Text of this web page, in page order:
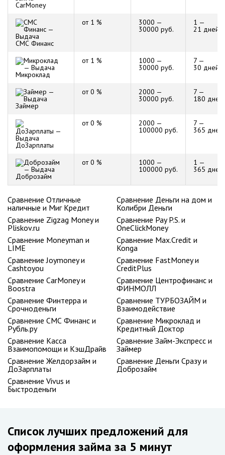
CarMoney
СМС Финанс
от 1 % 3000 —
30000 руб.
1 —
21 дней
Микроклад
от 1 % 1000 —
30000 руб.
7 —
30 дней
Займер
от 0 % 2000 —
30000 руб.
7 —
180 дней
ДоЗарплаты
от 0 % 2000 —
100000 руб.
7 —
365 дней
Доброзайм
от 0 % 1000 —
100000 руб.
1 —
365 дней
Сравнение Отличные
наличные и Миг Кредит
Сравнение Деньги на дом и
Колибри Деньги
Сравнение Zigzag Money и
Pliskov.ru
Сравнение Pay P.S. и
OneClickMoney
Сравнение Moneyman и
LIME
Сравнение Max.Credit и
Konga
Сравнение Joymoney и
Cashtoyou
Сравнение FastMoney и
CreditPlus
Сравнение CarMoney и
Boostra
Сравнение Центрофинанс и
ФИНМОЛЛ
Сравнение Финтерра и
Срочноденьги
Сравнение ТУРБОЗАЙМ и
Взаимодействие
Сравнение СМС Финанс и
Рубль.ру
Сравнение Микроклад и
Кредитный Доктор
Сравнение Касса
Взаимопомощи и КэшДрайв
Сравнение Займ-Экспресс и
Займер
Сравнение Желдорзайм и
ДоЗарплаты
Сравнение Деньги Сразу и
Доброзайм
Сравнение Vivus и
Быстроденьги
Список лучших предложений для
оформления займа за 5 минут